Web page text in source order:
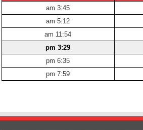
3:45 am
5:12 am
11:54 am
3:29 pm
6:35 pm
7:59 pm